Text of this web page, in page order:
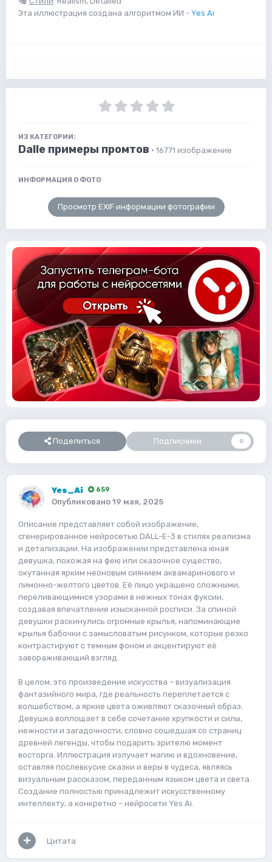
Эта иллюстрация создана алгоритмом ИИ - Yes Ai
ИЗ КАТЕГОРИИ:
Dalle примеры промтов · 16771 изображение
ИНФОРМАЦИЯ О ФОТО
Просмотр EXIF информации фотографии
Поделиться Подписчики 0
Yes_Ai 659
Опубликовано 19 мая, 2025
Описание представляет собой изображение,
сгенерированное нейросетью DALL-E-3 в стилях реализма
и детализации. На изображении представлена юная
девушка, похожая на фею или сказочное существо,
окутанная ярким неоновым сиянием аквамаринового и
лимонно-желтого цветов. Её лицо украшено сложными,
переливающимися узорами в нежных тонах фуксии,
создавая впечатление изысканной росписи. За спиной
девушки раскинулись огромные крылья, напоминающие
крылья бабочки с замысловатым рисунком, которые резко
контрастируют с темным фоном и акцентируют её
завораживающий взгляд.
В целом, это произведение искусства – визуализация
фантазийного мира, где реальность переплетается с
волшебством, а яркие цвета оживляют сказочный образ.
Девушка воплощает в себе сочетание хрупкости и силы,
нежности и загадочности, словно сошедшая со страниц
древней легенды, чтобы подарить зрителю момент
восторга. Иллюстрация излучает магию и вдохновение,
оставляя послевкусие сказки и веры в чудеса, являясь
визуальным рассказом, переданным языком цвета и света.
Создание полностью принадлежит искусственному
интеллекту, а конкретно – нейросети Yes Ai.
Цитата